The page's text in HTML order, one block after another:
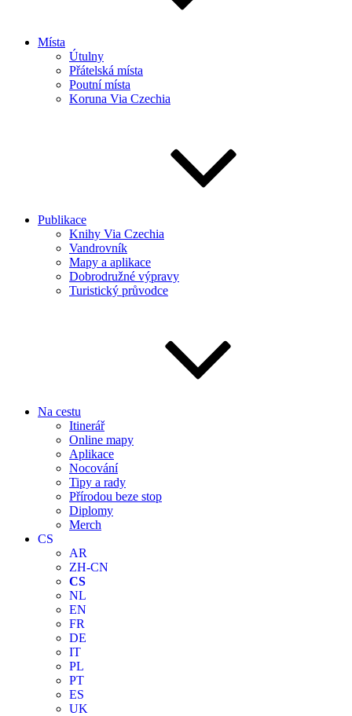
Místa
Útulny
Přátelská místa
Poutní místa
Koruna Via Czechia
Publikace
Knihy Via Czechia
Vandrovník
Mapy a aplikace
Dobrodružné výpravy
Turistický průvodce
Na cestu
Itinerář
Online mapy
Aplikace
Nocování
Tipy a rady
Přírodou beze stop
Diplomy
Merch
CS
AR
ZH-CN
CS
NL
EN
FR
DE
IT
PL
PT
ES
UK